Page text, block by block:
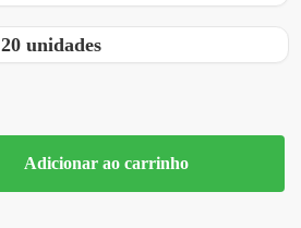
20 unidades
Adicionar ao carrinho